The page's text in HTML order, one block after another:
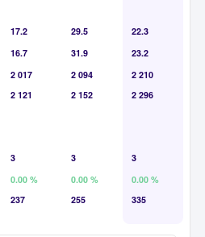
17.2 29.5
22.3
16.7 31.9
23.2
2 017 2 094
2 210
2 121 2 152 2 296
3 3
3
0.00 % 0.00 %
0.00 %
237 255 335